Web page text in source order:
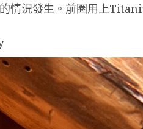
情況發生。前圈用上